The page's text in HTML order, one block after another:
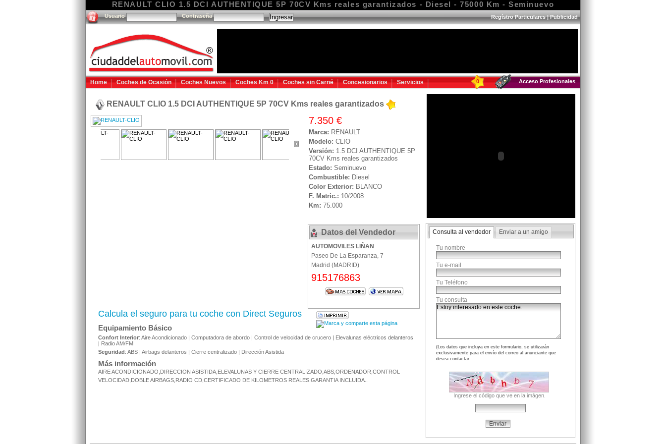
RENAULT CLIO 1.5 DCI AUTHENTIQUE 5P 70CV Kms reales garantizados - Diesel - 75000 Km - Seminuevo
Usuario Contraseña Regístro Particulares|Publicidad
Home Coches de Ocasión Coches Nuevos Coches Km 0 Coches sin Carné Concesionarios Servicios 0 Acceso Profesionales
RENAULT CLIO 1.5 DCI AUTHENTIQUE 5P 70CV Kms reales garantizados
7.350 €
Marca: RENAULT
Modelo: CLIO
Versión: 1.5 DCI AUTHENTIQUE 5P
70CV Kms reales garantizados
Estado: Seminuevo
Combustible: Diesel
Color Exterior: BLANCO
F. Matric.: 10/2008
Km: 75.000
Datos del Vendedor
AUTOMOVILES LIÑAN
Paseo De La Esparanza, 7
Madrid (MADRID)
915176863
Consulta al vendedor Enviar a un amigo
Tu nombre
Tu e-mail
Tu Teléfono
Tu consulta
(Los datos que incluya en este formulario, se utilizarán
exclusivamente para el envío del correo al anunciante que
desea contactar.
Ingrese el código que ve en la imágen.
Calcula el seguro para tu coche con Direct Seguros
Equipamiento Básico
Confort Interior: Aire Acondicionado | Computadora de abordo | Control de velocidad de crucero | Elevalunas eléctricos delanteros
| Radio AM/FM
Seguridad: ABS | Airbags delanteros | Cierre centralizado | Dirección Asistida
Más información
AIRE ACONDICIONADO,DIRECCION ASISTIDA,ELEVALUNAS Y CIERRE CENTRALIZADO,ABS,ORDENADOR,CONTROL
VELOCIDAD,DOBLE AIRBAGS,RADIO CD,CERTIFICADO DE KILOMETROS REALES.GARANTIA INCLUIDA..